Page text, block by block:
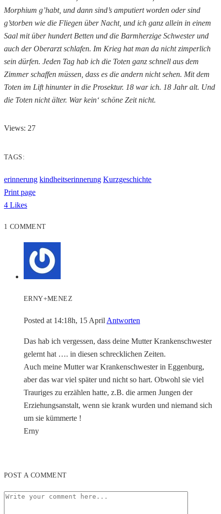
Morphium g’habt, und dann sind’s amputiert worden oder sind
g’storben wie die Fliegen über Nacht, und ich ganz allein in einem
Saal mit über hundert Betten und die Barmherzige Schwester und
auch der Oberarzt schlafen. Im Krieg hat man da nicht zimperlich
sein dürfen. Jeden Tag hab ich die Toten ganz schnell aus dem
Zimmer schaffen müssen, dass es die andern nicht sehen. Mit dem
Toten im Lift hinunter in die Prosektur. 18 war ich. 18 Jahr alt. Und
die Toten nicht älter. War kein‘ schöne Zeit nicht.
Views: 27
TAGS:
erinnerung kindheitserinnerung Kurzgeschichte
Print page
4 Likes
1 COMMENT
ERNY+MENEZ
Posted at 14:18h, 15 April Antworten
Das hab ich vergessen, dass deine Mutter Krankenschwester
gelernt hat …. in diesen schrecklichen Zeiten.
Auch meine Mutter war Krankenschwester in Eggenburg,
aber das war viel später und nicht so hart. Obwohl sie viel
Trauriges zu erzählen hatte, z.B. die armen Jungen der
Erziehungsanstalt, wenn sie krank wurden und niemand sich
um sie kümmerte !
Erny
POST A COMMENT